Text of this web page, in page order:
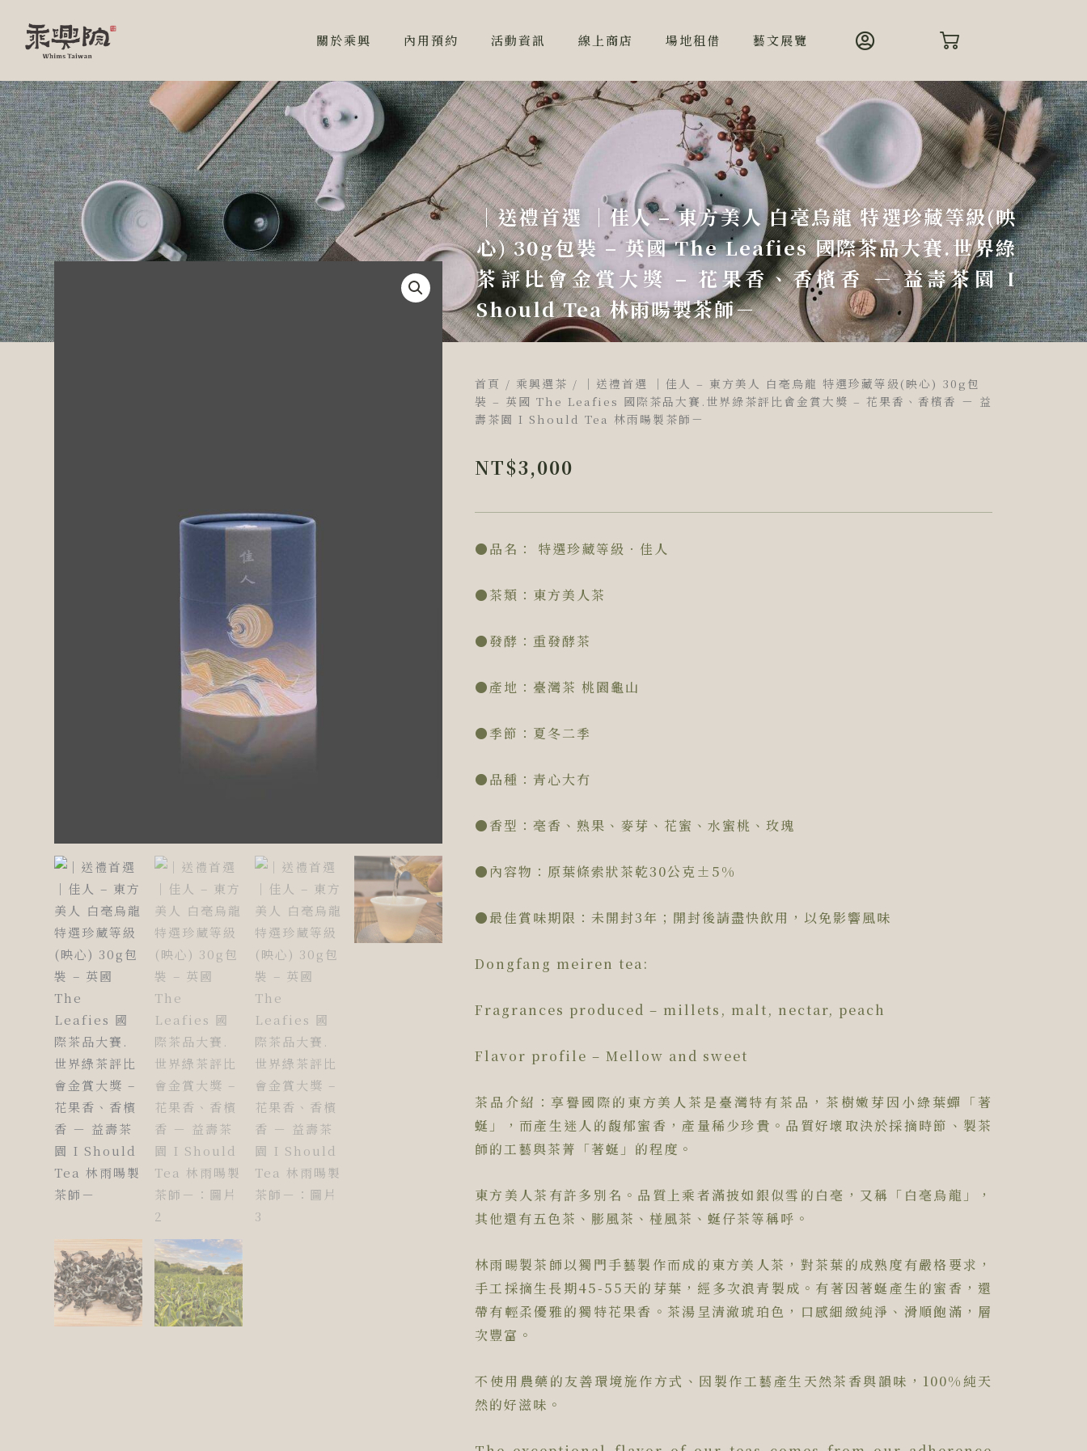
內
容
關於乘興 內用預約 活動資訊 線上商店 場地租借 藝文展覽
｜送禮首選 ｜佳人 – 東方美人 白毫烏龍 特選珍藏等級(映
心) 30g包裝 – 英國 The Leafies 國際茶品大賽.世界綠
茶評比會金賞大獎 – 花果香、香檳香 － 益壽茶園 I
Should Tea 林雨暘製茶師－
首頁 / 乘興選茶 / ｜送禮首選 ｜佳人 – 東方美人 白毫烏龍 特選珍藏等級(映心) 30g包
裝 – 英國 The Leafies 國際茶品大賽.世界綠茶評比會金賞大獎 – 花果香、香檳香 － 益
壽茶園 I Should Tea 林雨暘製茶師－
NT$3,000
●品名： 特選珍藏等級‧佳人
●茶類：東方美人茶
●發酵：重發酵茶
●產地：臺灣茶 桃園龜山
●季節：夏冬二季
●品種：青心大冇
●香型：毫香、熟果、麥芽、花蜜、水蜜桃、玫瑰
●內容物：原葉條索狀茶乾30公克±5%
●最佳賞味期限：未開封3年；開封後請盡快飲用，以免影響風味
Dongfang meiren tea:
Fragrances produced – millets, malt, nectar, peach
Flavor profile – Mellow and sweet
茶品介紹：享譽國際的東方美人茶是臺灣特有茶品，茶樹嫩芽因小綠葉蟬「著
蜒」，而產生迷人的馥郁蜜香，產量稀少珍貴。品質好壞取決於採摘時節、製茶
師的工藝與茶菁「著蜒」的程度。
東方美人茶有許多別名。品質上乘者滿披如銀似雪的白毫，又稱「白毫烏龍」，
其他還有五色茶、膨風茶、椪風茶、蜒仔茶等稱呼。
林雨暘製茶師以獨門手藝製作而成的東方美人茶，對茶葉的成熟度有嚴格要求，
手工採摘生長期45-55天的芽葉，經多次浪青製成。有著因著蜒產生的蜜香，還
帶有輕柔優雅的獨特花果香。茶湯呈清澈琥珀色，口感細緻純淨、滑順飽滿，層
次豐富。
不使用農藥的友善環境施作方式、因製作工藝產生天然茶香與韻味，100%純天
然的好滋味。